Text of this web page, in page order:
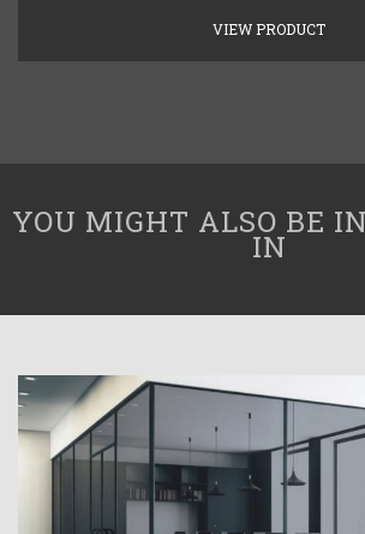
VIEW PRODUCT
YOU MIGHT ALSO BE
IN